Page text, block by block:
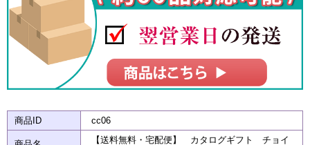
商品ID cc06
【送料無料・宅配便】 カタログギフト チョイ